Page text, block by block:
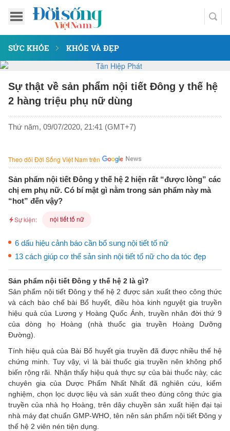
SỨC KHỎE KHỎE VÀ ĐẸP
Sự thật về sản phẩm nội tiết Đông y thế hệ
2 hàng triệu phụ nữ dùng
Thứ năm, 09/07/2020, 21:41 (GMT+7)
Theo dõi Đời Sống Việt Nam trên
Sản phẩm nội tiết Đông y thế hệ 2 hiện rất “được lòng” các
chị em phụ nữ. Có bí mật gì nằm trong sản phẩm này mà
“hot” đến vậy?
Sự kiện: nội tiết tố nữ
6 dấu hiệu cảnh báo cần bổ sung nội tiết tố nữ
13 cách giúp cơ thể sản sinh nội tiết tố nữ cho da tóc đẹp
Sản phẩm nội tiết Đông y thế hệ 2 là gì?
Sản phẩm nội tiết Đông y thế hệ 2 được sản xuất theo công thức
và cách bào chế bài Bổ huyết, điều hòa kinh nguyệt gia truyền
hiệu quả của Lương y Hoàng Quốc Ánh, truyền nhân đời thứ 9
của dòng họ Hoàng (nhà thuốc gia truyền Hoàng Dưỡng
Đường).
Tính hiệu quả của Bài Bổ huyết gia truyền đã được nhiều thế hệ
chứng minh. Tuy vậy, vì là bài thuốc gia truyền nên không phổ
biến rộng rãi. Nhận thấy hiệu quả thực sự của bài thuốc này, các
chuyên gia của Dược Phẩm Nhất Nhất đã nghiên cứu, kiểm
nghiệm, chọn lọc dược liệu và sản xuất theo đúng công thức gia
truyền của nhà họ Hoàng, trên dây chuyền sản xuất hiện đại tại
nhà máy đạt chuẩn GMP-WHO, tên nên sản phẩm nội tiết Đông y
thế hệ 2 viên nén tiện dụng.